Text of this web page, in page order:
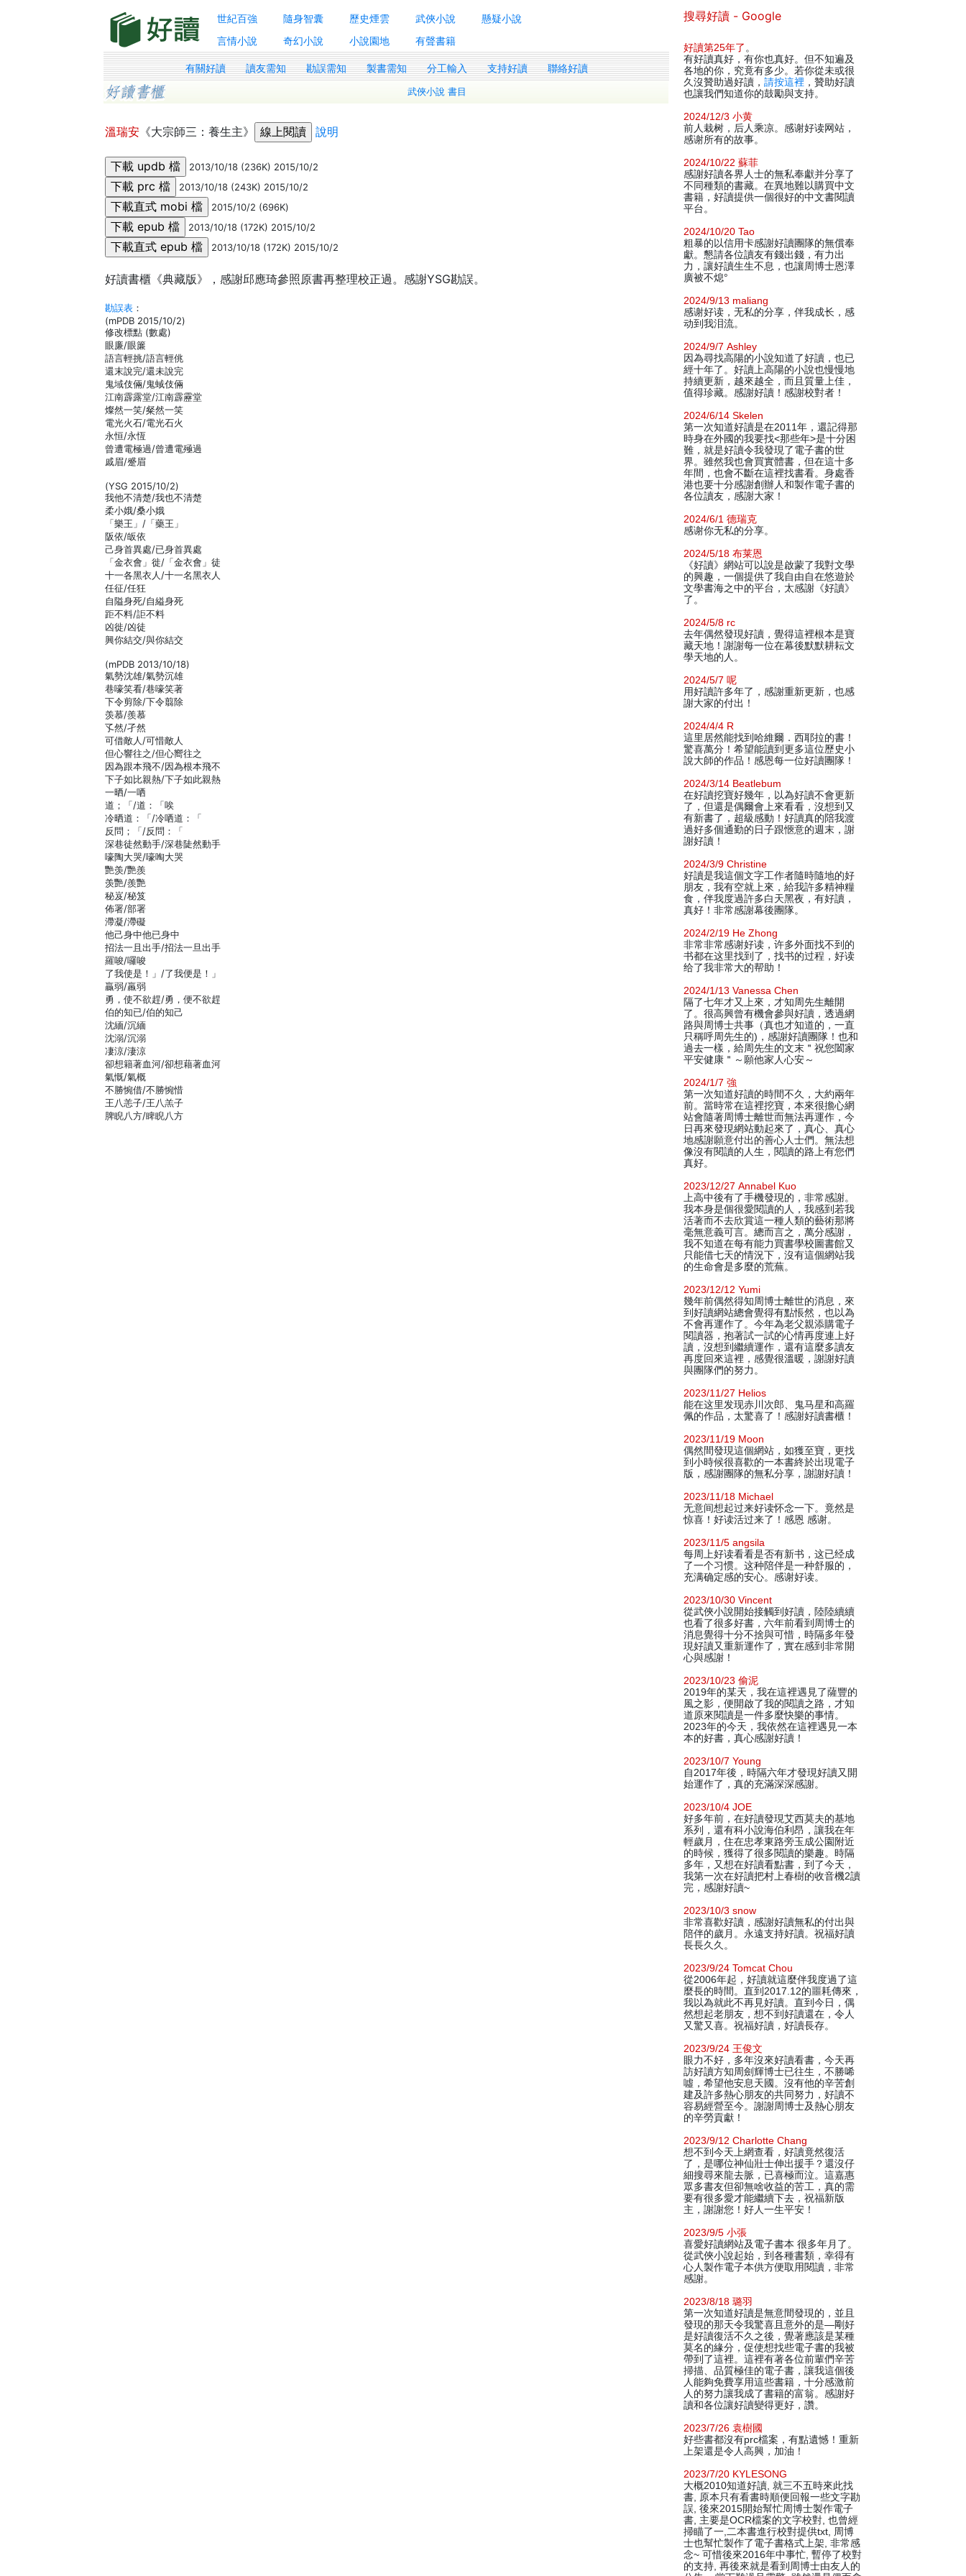
世紀百強 隨身智囊 歷史煙雲 武俠小說
懸疑小說
言情小說
奇幻小說 小說園地 有聲書籍
有關好讀 讀友需知 勘誤需知 製書需知 分工輸入 支持好讀 聯絡好讀
武俠小說 書目
溫瑞安 《大宗師三：養生主》 說明
2013/10/18 (236K) 2015/10/2
2013/10/18 (243K) 2015/10/2
2015/10/2 (696K)
2013/10/18 (172K) 2015/10/2
2013/10/18 (172K) 2015/10/2
好讀書櫃《典藏版》，感謝邱應琦參照原書再整理校正過。感謝YSG勘誤。
勘誤表 ：
(mPDB 2015/10/2)
修改標點 (數處)
眼廉/眼簾
語言輕挑/語言輕佻
還末說完/還未說完
鬼域伎倆/鬼蜮伎倆
江南霹露堂/江南霹靂堂
燦然一笑/粲然一笑
電光火石/電光石火
永恒/永恆
曾遭電極過/曾遭電殛過
戚眉/蹙眉
(YSG 2015/10/2)
我他不清楚/我也不清楚
柔小娥/桑小娥
「樂王」/「藥王」
阪依/皈依
己身首異處/已身首異處
「金衣會」徙/「金衣會」徒
十一各黑衣人/十一名黑衣人
任征/任狂
自隘身死/自縊身死
距不料/詎不料
凶徙/凶徒
興你結交/與你結交
(mPDB 2013/10/18)
氣勢沈雄/氣勢沉雄
巷嚎笑看/巷嚎笑著
下令剪除/下令翦除
羡慕/羨慕
孓然/孑然
可借敵人/可惜敵人
但心響往之/但心嚮往之
因為跟本飛不/因為根本飛不
下子如比親熱/下子如此親熱
一晒/一哂
道；「/道：「唉
冷晒道：「/冷哂道：「
反問；「/反問：「
深巷徒然動手/深巷陡然動手
嚎陶大哭/嚎啕大哭
艷羡/艷羨
羡艷/羨艷
秘岌/秘笈
佈署/部署
滯凝/滯礙
他己身中他已身中
招法一且出手/招法一旦出手
羅唆/囉唆
了我使是！」/了我便是！」
贏弱/羸弱
勇，使不欲趕/勇，便不欲趕
伯的知已/伯的知己
沈緬/沉緬
沈溺/沉溺
凄涼/淒涼
卻想籍著血河/卻想藉著血河
氣慨/氣概
不勝惋借/不勝惋惜
王八恙子/王八羔子
脾睨八方/睥睨八方
搜尋好讀 - Google
好讀第25年了 。
有好讀真好，有你也真好。但不知遍及
各地的你，究竟有多少。若你從未或很
久沒贊助過好讀， 請按這裡 ，贊助好讀
也讓我們知道你的鼓勵與支持。
2024/12/3 小黄
前人栽树，后人乘凉。感谢好读网站，
感谢所有的故事。
2024/10/22 蘇菲
感謝好讀各界人士的無私奉獻并分享了
不同種類的書藏。在異地難以購買中文
書籍，好讀提供一個很好的中文書閱讀
平台。
2024/10/20 Tao
粗暴的以信用卡感謝好讀團隊的無償奉
獻。懇請各位讀友有錢出錢，有力出
力，讓好讀生生不息，也讓周博士恩澤
廣被不熄°
2024/9/13 maliang
感谢好读，无私的分享，伴我成长，感
动到我泪流。
2024/9/7 Ashley
因為尋找高陽的小說知道了好讀，也已
經十年了。好讀上高陽的小說也慢慢地
持續更新，越來越全，而且質量上佳，
值得珍藏。感謝好讀！感謝校對者！
2024/6/14 Skelen
第一次知道好讀是在2011年，還記得那
時身在外國的我要找<那些年>是十分困
難，就是好讀令我發現了電子書的世
界。雖然我也會買實體書，但在這十多
年間，也會不斷在這裡找書看。身處香
港也要十分感謝創辦人和製作電子書的
各位讀友，感謝大家！
2024/6/1 德瑞克
感谢你无私的分享。
2024/5/18 布莱恩
《好讀》網站可以說是啟蒙了我對文學
的興趣，一個提供了我自由自在悠遊於
文學書海之中的平台，太感謝《好讀》
了。
2024/5/8 rc
去年偶然發現好讀，覺得這裡根本是寶
藏天地！謝謝每一位在幕後默默耕耘文
學天地的人。
2024/5/7 呢
用好讀許多年了，感謝重新更新，也感
謝大家的付出！
2024/4/4 R
這里居然能找到哈維爾．西耶拉的書！
驚喜萬分！希望能讀到更多這位歷史小
說大師的作品！感恩每一位好讀團隊！
2024/3/14 Beatlebum
在好讀挖寶好幾年，以為好讀不會更新
了，但還是偶爾會上來看看，沒想到又
有新書了，超級感動！好讀真的陪我渡
過好多個通勤的日子跟愜意的週末，謝
謝好讀！
2024/3/9 Christine
好讀是我這個文字工作者隨時隨地的好
朋友，我有空就上來，給我許多精神糧
食，伴我度過許多白天黑夜，有好讀，
真好！非常感謝幕後團隊。
2024/2/19 He Zhong
非常非常感谢好读，许多外面找不到的
书都在这里找到了，找书的过程，好读
给了我非常大的帮助！
2024/1/13 Vanessa Chen
隔了七年才又上來，才知周先生離開
了。很高興曾有機會參與好讀，透過網
路與周博士共事（真也才知道的，一直
只稱呼周先生的)，感謝好讀團隊！也和
過去一樣，給周先生的文末＂祝您闔家
平安健康＂～願他家人心安～
2024/1/7 強
第一次知道好讀的時間不久，大約兩年
前。當時常在這裡挖寶，本來很擔心網
站會隨著周博士離世而無法再運作，今
日再來發現網站動起來了，真心、真心
地感謝願意付出的善心人士們。無法想
像沒有閱讀的人生，閱讀的路上有您們
真好。
2023/12/27 Annabel Kuo
上高中後有了手機發現的，非常感謝。
我本身是個很愛閱讀的人，我感到若我
活著而不去欣賞這一種人類的藝術那將
毫無意義可言。總而言之，萬分感謝，
我不知道在每有能力買書學校圖書館又
只能借七天的情況下，沒有這個網站我
的生命會是多麼的荒蕪。
2023/12/12 Yumi
幾年前偶然得知周博士離世的消息，來
到好讀網站總會覺得有點悵然，也以為
不會再運作了。今年為老父親添購電子
閱讀器，抱著試一試的心情再度連上好
讀，沒想到繼續運作，還有這麼多讀友
再度回來這裡，感覺很溫暖，謝謝好讀
與團隊們的努力。
2023/11/27 Helios
能在这里发现赤川次郎、鬼马星和高羅
佩的作品，太驚喜了！感謝好讀書櫃！
2023/11/19 Moon
偶然間發現這個網站，如獲至寶，更找
到小時候很喜歡的一本書終於出現電子
版，感謝團隊的無私分享，謝謝好讀！
2023/11/18 Michael
无意间想起过来好读怀念一下。竟然是
惊喜！好读活过来了！感恩 感谢。
2023/11/5 angsila
每周上好读看看是否有新书，这已经成
了一个习惯。这种陪伴是一种舒服的，
充满确定感的安心。感谢好读。
2023/10/30 Vincent
從武俠小說開始接觸到好讀，陸陸續續
也看了很多好書，六年前看到周博士的
消息覺得十分不捨與可惜，時隔多年發
現好讀又重新運作了，實在感到非常開
心與感謝！
2023/10/23 偷泥
2019年的某天，我在這裡遇見了薩豐的
風之影，便開啟了我的閱讀之路，才知
道原來閱讀是一件多麼快樂的事情。
2023年的今天，我依然在這裡遇見一本
本的好書，真心感謝好讀！
2023/10/7 Young
自2017年後，時隔六年才發現好讀又開
始運作了，真的充滿深深感謝。
2023/10/4 JOE
好多年前，在好讀發現艾西莫夫的基地
系列，還有科小說海伯利昂，讓我在年
輕歲月，住在忠孝東路旁玉成公園附近
的時候，獲得了很多閱讀的樂趣。時隔
多年，又想在好讀看點書，到了今天，
我第一次在好讀把村上春樹的收音機2讀
完，感謝好讀~
2023/10/3 snow
非常喜歡好讀，感謝好讀無私的付出與
陪伴的歲月。永遠支持好讀。祝福好讀
長長久久。
2023/9/24 Tomcat Chou
從2006年起，好讀就這麼伴我度過了這
麼長的時間。直到2017.12的噩耗傳來，
我以為就此不再見好讀。直到今日，偶
然想起老朋友，想不到好讀還在，令人
又驚又喜。祝福好讀，好讀長存。
2023/9/24 王俊文
眼力不好，多年沒來好讀看書，今天再
訪好讀方知周劍輝博士已往生，不勝唏
噓，希望他安息天國。沒有他的辛苦創
建及許多熱心朋友的共同努力，好讀不
容易經營至今。謝謝周博士及熱心朋友
的辛勞貢獻！
2023/9/12 Charlotte Chang
想不到今天上網查看，好讀竟然復活
了，是哪位神仙壯士伸出援手？還沒仔
細搜尋來龍去脈，已喜極而泣。這嘉惠
眾多書友但卻無啥收益的苦工，真的需
要有很多愛才能繼續下去，祝福新版
主，謝謝您！好人一生平安！
2023/9/5 小張
喜愛好讀網站及電子書本 很多年月了。
從武俠小說起始，到各種書類，幸得有
心人製作電子本供方便取用閱讀，非常
感謝。
2023/8/18 璐羽
第一次知道好讀是無意間發現的，並且
發現的那天令我驚喜且意外的是—剛好
是好讀復活不久之後，覺著應該是某種
莫名的緣分，促使想找些電子書的我被
帶到了這裡。這裡有著各位前輩們辛苦
掃描、品質極佳的電子書，讓我這個後
人能夠免費享用這些書籍，十分感激前
人的努力讓我成了書籍的富翁。感謝好
讀和各位讓好讀變得更好，讚。
2023/7/26 袁樹國
好些書都沒有prc檔案，有點遺憾！重新
上架還是令人高興，加油！
2023/7/20 KYLESONG
大概2010知道好讀, 就三不五時來此找
書, 原本只有看書時順便回報一些文字勘
誤, 後來2015開始幫忙周博士製作電子
書, 主要是OCR檔案的文字校對, 也曾經
掃瞄了一,二本書進行校對提供txt, 周博
士也幫忙製作了電子書格式上架, 非常感
念~ 可惜後來2016年中事忙, 暫停了校對
的支持, 再後來就是看到周博士由友人的